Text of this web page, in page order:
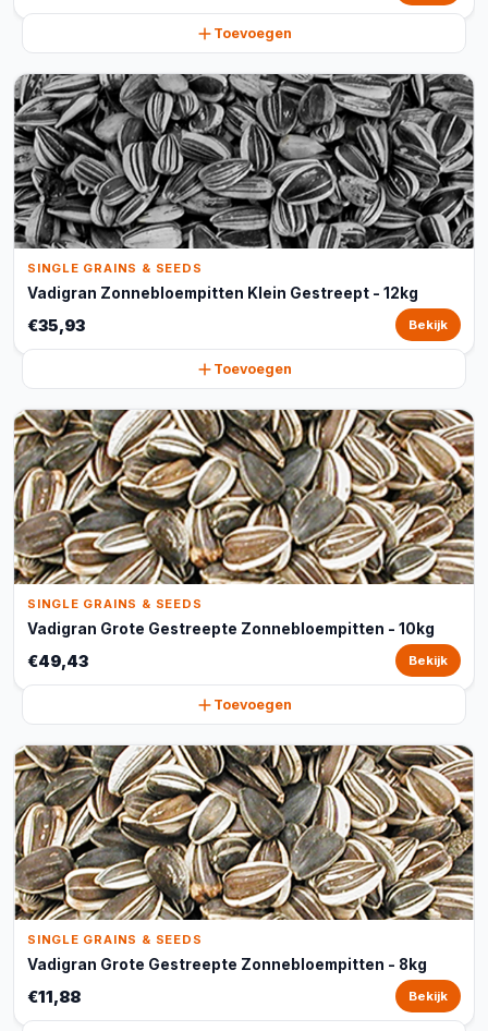
Toevoegen
SINGLE GRAINS & SEEDS
Vadigran Zonnebloempitten Klein Gestreept - 12kg
€35,93 Bekijk
Toevoegen
SINGLE GRAINS & SEEDS
Vadigran Grote Gestreepte Zonnebloempitten - 10kg
€49,43 Bekijk
Toevoegen
SINGLE GRAINS & SEEDS
Vadigran Grote Gestreepte Zonnebloempitten - 8kg
€11,88 Bekijk